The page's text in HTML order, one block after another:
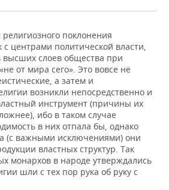
поклонения
с центрами политической власти,
высших слоев общества при
от мира сего». Это вовсе не
а затем и
возникли непосредственно и
инструмент (причины их
ибо в таком случае
в них отпала бы, однако
(с важными исключениями) они
властных структур. Так
монархов в народе утверждались
шли с тех пор рука об руку с